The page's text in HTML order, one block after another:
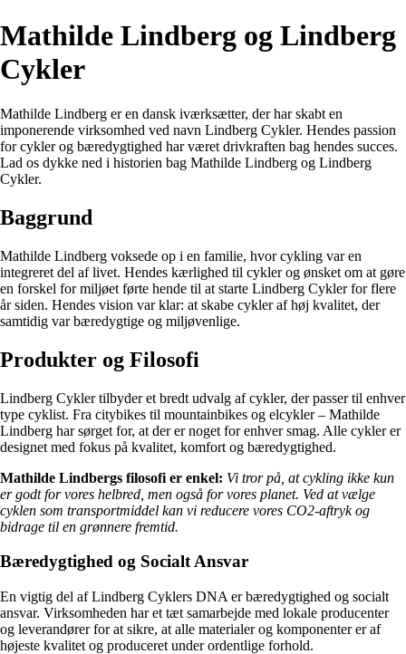
Mathilde Lindberg og Lindberg
Cykler
Mathilde Lindberg er en dansk iværksætter, der har skabt en
imponerende virksomhed ved navn Lindberg Cykler. Hendes passion
for cykler og bæredygtighed har været drivkraften bag hendes succes.
Lad os dykke ned i historien bag Mathilde Lindberg og Lindberg
Cykler.
Baggrund
Mathilde Lindberg voksede op i en familie, hvor cykling var en
integreret del af livet. Hendes kærlighed til cykler og ønsket om at gøre
en forskel for miljøet førte hende til at starte Lindberg Cykler for flere
år siden. Hendes vision var klar: at skabe cykler af høj kvalitet, der
samtidig var bæredygtige og miljøvenlige.
Produkter og Filosofi
Lindberg Cykler tilbyder et bredt udvalg af cykler, der passer til enhver
type cyklist. Fra citybikes til mountainbikes og elcykler – Mathilde
Lindberg har sørget for, at der er noget for enhver smag. Alle cykler er
designet med fokus på kvalitet, komfort og bæredygtighed.
Mathilde Lindbergs filosofi er enkel: Vi tror på, at cykling ikke kun
er godt for vores helbred, men også for vores planet. Ved at vælge
cyklen som transportmiddel kan vi reducere vores CO2-aftryk og
bidrage til en grønnere fremtid.
Bæredygtighed og Socialt Ansvar
En vigtig del af Lindberg Cyklers DNA er bæredygtighed og socialt
ansvar. Virksomheden har et tæt samarbejde med lokale producenter
og leverandører for at sikre, at alle materialer og komponenter er af
højeste kvalitet og produceret under ordentlige forhold.